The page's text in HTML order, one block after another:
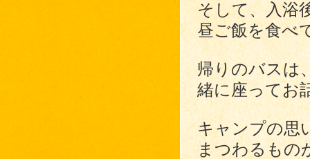
そして、入浴
昼ご飯を食べ
帰りのバスは
緒に座ってお
キャンプの思
まつわるもの